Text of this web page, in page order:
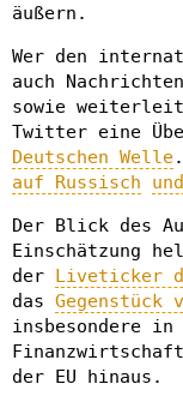
äußern.
Wer den
auch
sowie
Twitter eine
Deutschen Welle
auf Russisch
Der Blick des
Einschätzung
der Liveticker
das Gegenstück
insbesondere
der EU hinaus.